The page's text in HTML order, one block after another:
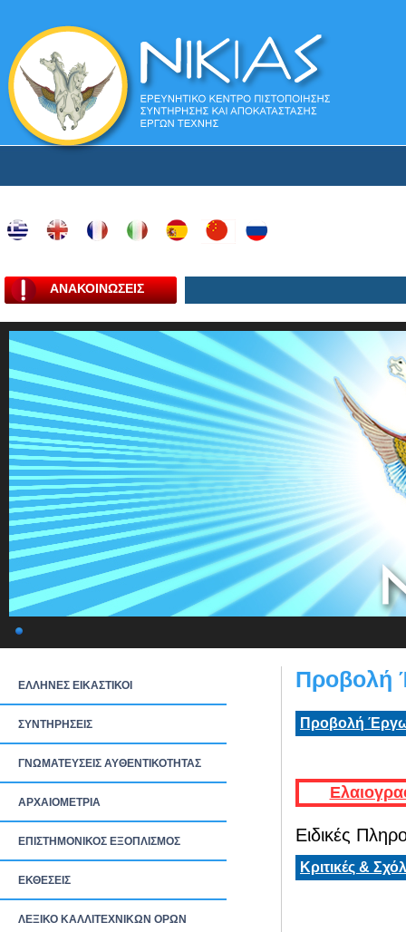
ΑΝΑΚΟΙΝΩΣΕΙΣ
ΕΛΛΗΝΕΣ ΕΙΚΑΣΤΙΚΟΙ
ΣΥΝΤΗΡΗΣΕΙΣ
ΓΝΩΜΑΤΕΥΣΕΙΣ ΑΥΘΕΝΤΙΚΟΤΗΤΑΣ
ΑΡΧΑΙΟΜΕΤΡΙΑ
ΕΠΙΣΤΗΜΟΝΙΚΟΣ ΕΞΟΠΛΙΣΜΟΣ
ΕΚΘΕΣΕΙΣ
ΛΕΞΙΚΟ ΚΑΛΛΙΤΕΧΝΙΚΩΝ ΟΡΩΝ
Προβολή
Προβολή
Ειδικές
Κριτικές &